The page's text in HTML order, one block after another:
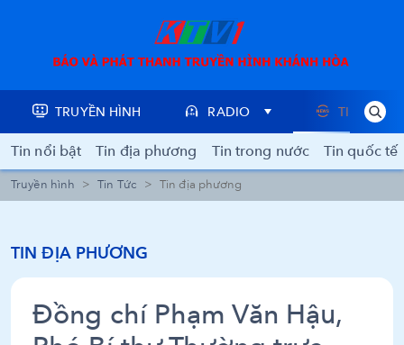
TRUYỀN HÌNH RADIO TIN TỨC
Tin nổi bật Tin địa phương Tin trong nước Tin quốc tế
Truyền hình Tin Tức Tin địa phương
TIN ĐỊA PHƯƠNG
Đồng chí Phạm Văn Hậu,